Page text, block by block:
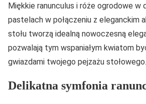
Miękkie ranunculus i róże ogrodowe w
pastelach w połączeniu z eleganckim
stołu tworzą idealną nowoczesną
pozwalają tym wspaniałym kwiatom
gwiazdami twojego pejzażu stołowego.
Delikatna symfonia